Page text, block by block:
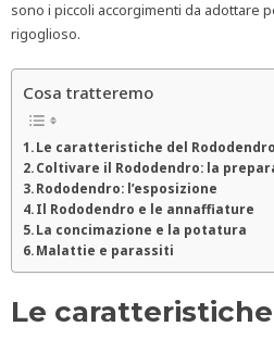
sono i piccoli accorgimenti da adottare
rigoglioso.
Cosa tratteremo
Le caratteristiche del Rododendro
Coltivare il Rododendro: la
Rododendro: l’esposizione
Il Rododendro e le annaffiature
La concimazione e la potatura
Malattie e parassiti
Le